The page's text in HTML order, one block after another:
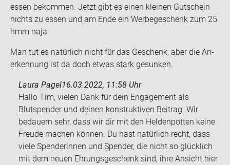
essen be­kom­men. Jetzt gibt es einen klei­nen Gut­schein
nichts zu essen und am Ende ein Wer­be­ge­schenk zum 25
hmm naja
Man tut es na­tür­lich nicht für das Ge­schenk, aber die An­
er­ken­nung ist da doch etwas stark ge­sun­ken.
Laura Pagel16.03.2022, 11:58 Uhr
Hallo Tim, vielen Dank für dein Engagement als
Blutspender und deinen konstruktiven Beitrag. Wir
bedauern sehr, dass wir dir mit den Heldenpötten keine
Freude machen können. Du hast natürlich recht, dass
viele Spenderinnen und Spender, die nicht so glücklich
mit dem neuen Ehrungsgeschenk sind, ihre Ansicht hier